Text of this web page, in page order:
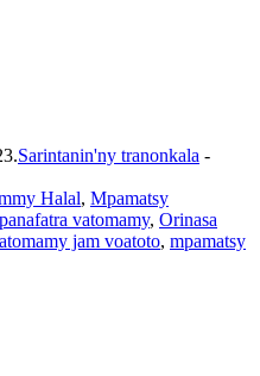
Sarintanin'ny tranonkala -
Halal, Mpamatsy
vatomamy, Orinasa
jam voatoto, mpamatsy